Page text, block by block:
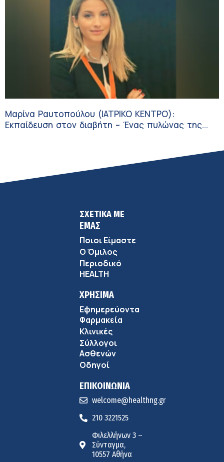
Μαρίνα Ραυτοπούλου (ΙΑΤΡΙΚΟ ΚΕΝΤΡΟ):
Εκπαίδευση στον διαβήτη – Ένας πυλώνας της
ΣΧΕΤΙΚΑ ΜΕ
ΕΜΑΣ
Ποιοι Είμαστε
Ο Όμιλος
Περιοδικό
HEALTH
ΧΡΗΣΙΜΑ
Εφημερεύοντα
Φαρμακεία
Κλινικές
Σύλλογοι
Ασθενών
Οδηγοί
ΕΠΙΚΟΙΝΩΝΙΑ
welcome@healthng.gr
210 3221525
Φιλελλήνων 3 –
Σύνταγμα,
10557 Αθήνα